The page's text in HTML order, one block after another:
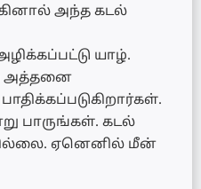
அந்த கடல்
யாழ்.
அத்தனை
பாருங்கள். கடல்
ஏனெனில் மீன்